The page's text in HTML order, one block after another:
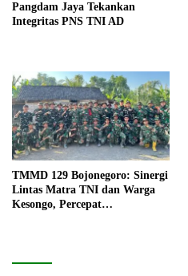
Pangdam Jaya Tekankan
Integritas PNS TNI AD
TMMD 129 Bojonegoro: Sinergi
Lintas Matra TNI dan Warga
Kesongo, Percepat